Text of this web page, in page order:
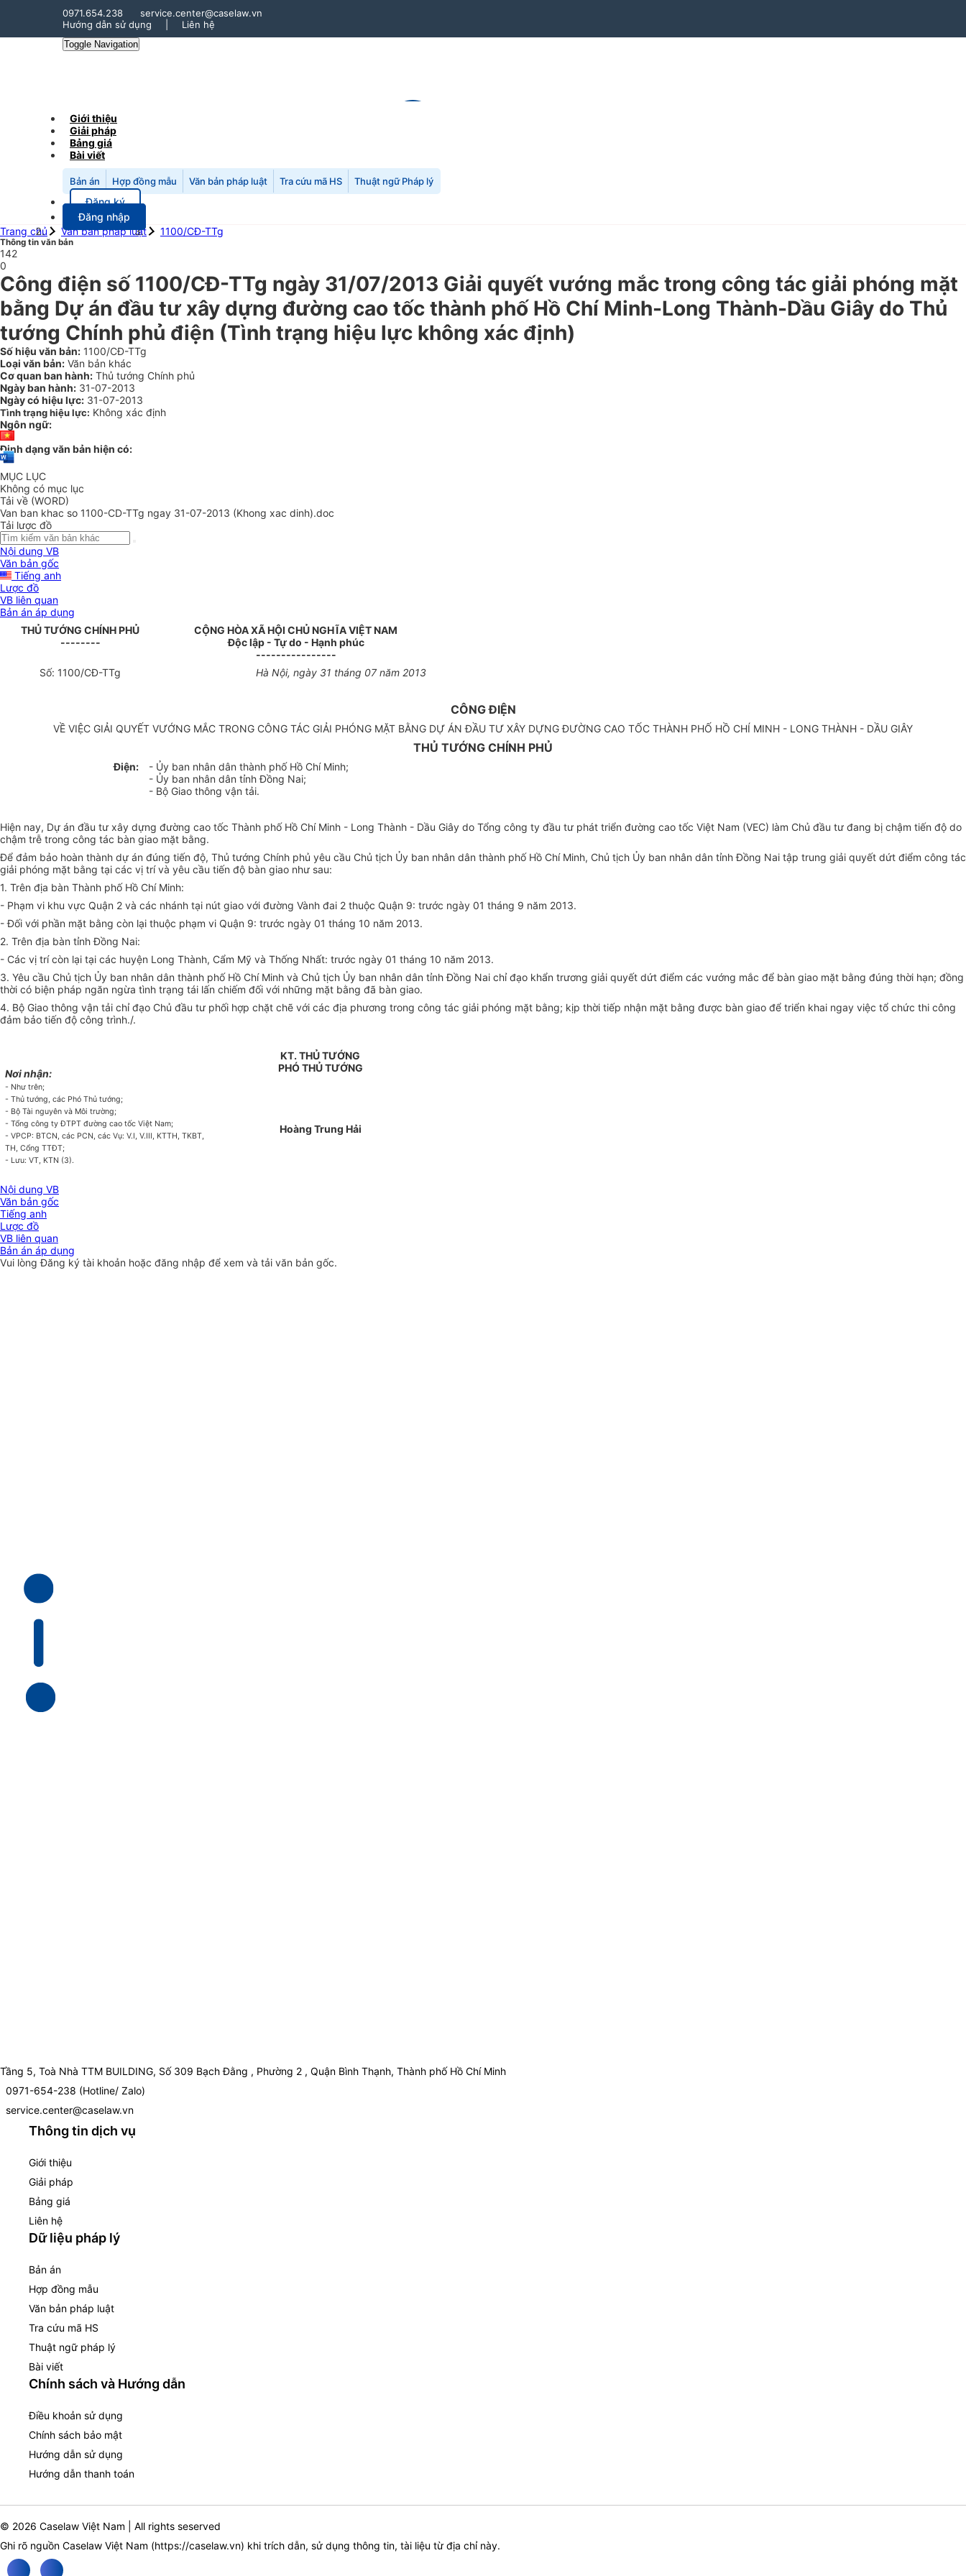
0971.654.238
service.center@caselaw.vn
Hướng dẫn sử dụng
Liên hệ
Toggle Navigation
Giới thiệu
Giải pháp
Bảng giá
Bài viết
Bản án Hợp đồng mẫu Văn bản pháp luật Tra cứu mã HS Thuật ngữ Pháp lý
Đăng ký
Đăng nhập
Trang chủ
Văn bản pháp luật 1100/CĐ-TTg
Thông tin văn bản
142
0
Công điện số 1100/CĐ-TTg ngày 31/07/2013 Giải quyết vướng mắc trong công tác giải phóng mặt
bằng Dự án đầu tư xây dựng đường cao tốc thành phố Hồ Chí Minh-Long Thành-Dầu Giây do Thủ
tướng Chính phủ điện (Tình trạng hiệu lực không xác định)
Số hiệu văn bản: 1100/CĐ-TTg
Loại văn bản: Văn bản khác
Cơ quan ban hành: Thủ tướng Chính phủ
Ngày ban hành: 31-07-2013
Ngày có hiệu lực: 31-07-2013
Tình trạng hiệu lực: Không xác định
Ngôn ngữ:
Định dạng văn bản hiện có:
MỤC LỤC
Không có mục lục
Tải về (WORD)
Van ban khac so 1100-CD-TTg ngay 31-07-2013 (Khong xac dinh).doc
Tải lược đồ
Nội dung VB
Văn bản gốc
Tiếng anh
Lược đồ
VB liên quan
Bản án áp dụng
THỦ TƯỚNG CHÍNH PHỦ
--------
CỘNG HÒA XÃ HỘI CHỦ NGHĨA VIỆT NAM
Độc lập - Tự do - Hạnh phúc
----------------
Số: 1100/CĐ-TTg
Hà Nội, ngày 31 tháng 07 năm 2013
CÔNG ĐIỆN
VỀ VIỆC GIẢI QUYẾT VƯỚNG MẮC TRONG CÔNG TÁC GIẢI PHÓNG MẶT BẰNG DỰ ÁN ĐẦU TƯ XÂY DỰNG ĐƯỜNG CAO TỐC THÀNH PHỐ HỒ CHÍ MINH - LONG THÀNH - DẦU GIÂY
THỦ TƯỚNG CHÍNH PHỦ
Điện:
- Ủy ban nhân dân thành phố Hồ Chí Minh;
- Ủy ban nhân dân tỉnh Đồng Nai;
- Bộ Giao thông vận tải.
Hiện nay, Dự án đầu tư xây dựng đường cao tốc Thành phố Hồ Chí Minh - Long Thành - Dầu Giây do Tổng công ty đầu tư phát triển đường cao tốc Việt Nam (VEC) làm Chủ đầu tư đang bị chậm tiến độ do
chậm trễ trong công tác bàn giao mặt bằng.
Để đảm bảo hoàn thành dự án đúng tiến độ, Thủ tướng Chính phủ yêu cầu Chủ tịch Ủy ban nhân dân thành phố Hồ Chí Minh, Chủ tịch Ủy ban nhân dân tỉnh Đồng Nai tập trung giải quyết dứt điểm công tác
giải phóng mặt bằng tại các vị trí và yêu cầu tiến độ bàn giao như sau:
1. Trên địa bàn Thành phố Hồ Chí Minh:
- Phạm vi khu vực Quận 2 và các nhánh tại nút giao với đường Vành đai 2 thuộc Quận 9: trước ngày 01 tháng 9 năm 2013.
- Đối với phần mặt bằng còn lại thuộc phạm vi Quận 9: trước ngày 01 tháng 10 năm 2013.
2. Trên địa bàn tỉnh Đồng Nai:
- Các vị trí còn lại tại các huyện Long Thành, Cẩm Mỹ và Thống Nhất: trước ngày 01 tháng 10 năm 2013.
3. Yêu cầu Chủ tịch Ủy ban nhân dân thành phố Hồ Chí Minh và Chủ tịch Ủy ban nhân dân tỉnh Đồng Nai chỉ đạo khẩn trương giải quyết dứt điểm các vướng mắc để bàn giao mặt bằng đúng thời hạn; đồng
thời có biện pháp ngăn ngừa tình trạng tái lấn chiếm đối với những mặt bằng đã bàn giao.
4. Bộ Giao thông vận tải chỉ đạo Chủ đầu tư phối hợp chặt chẽ với các địa phương trong công tác giải phóng mặt bằng; kịp thời tiếp nhận mặt bằng được bàn giao để triển khai ngay việc tổ chức thi công
đảm bảo tiến độ công trình./.
Nơi nhận:
- Như trên;
- Thủ tướng, các Phó Thủ tướng;
- Bộ Tài nguyên và Môi trường;
- Tổng công ty ĐTPT đường cao tốc Việt Nam;
- VPCP: BTCN, các PCN, các Vụ: V.I, V.III, KTTH, TKBT,
TH, Cổng TTĐT;
- Lưu: VT, KTN (3).
KT. THỦ TƯỚNG
PHÓ THỦ TƯỚNG
Hoàng Trung Hải
Nội dung VB
Văn bản gốc
Tiếng anh
Lược đồ
VB liên quan
Bản án áp dụng
Vui lòngĐăng ký tài khoản hoặc đăng nhập để xem và tải văn bản gốc.
Tầng 5, Toà Nhà TTM BUILDING, Số 309 Bạch Đằng , Phường 2 , Quận Bình Thạnh, Thành phố Hồ Chí Minh
0971-654-238 (Hotline/ Zalo)
service.center@caselaw.vn
Thông tin dịch vụ
Giới thiệu
Giải pháp
Bảng giá
Liên hệ
Dữ liệu pháp lý
Bản án
Hợp đồng mẫu
Văn bản pháp luật
Tra cứu mã HS
Thuật ngữ pháp lý
Bài viết
Chính sách và Hướng dẫn
Điều khoản sử dụng
Chính sách bảo mật
Hướng dẫn sử dụng
Hướng dẫn thanh toán
© 2026 Caselaw Việt Nam | All rights seserved
Ghi rõ nguồn Caselaw Việt Nam (https://caselaw.vn) khi trích dẫn, sử dụng thông tin, tài liệu từ địa chỉ này.